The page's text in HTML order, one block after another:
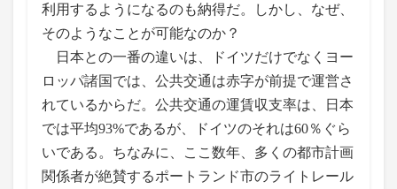
利用するようになるのも納得だ。しかし、なぜ、
そのようなことが可能なのか？
日本との一番の違いは、ドイツだけでなくヨー
ロッパ諸国では、公共交通は赤字が前提で運営さ
れているからだ。公共交通の運賃収支率は、日本
では平均93%であるが、ドイツのそれは60％ぐら
いである。ちなみに、ここ数年、多くの都市計画
関係者が絶賛するポートランド市のライトレール